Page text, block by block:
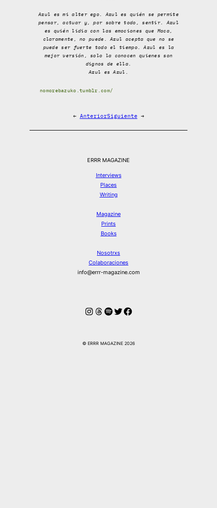
Azul es mi alter ego. Azul es quién se permite
pensar, actuar y, por sobre todo, sentir. Azul
es quién lidia con las emociones que Maca,
claramente, no puede. Azul acepta que no se
puede ser fuerte todo el tiempo. Azul es la
mejor versión, solo la conocen quienes son
dignos de ella.
Azul es Azul.
nomorebazuko.tumblr.com/
← AnteriorSiguiente →
ERRR MAGAZINE
Interviews
Places
Writing
Magazine
Prints
Books
Nosotrxs
Colaboraciones
info@errr-magazine.com
Instagram
Hilos
Spotify
Twitter
Facebook
© ERRR MAGAZINE 2026